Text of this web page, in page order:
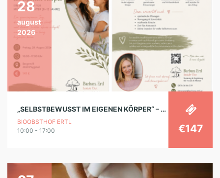
28
august
2026
„SELBSTBEWUSST IM EIGENEN KÖRPER“ – EIN WORKSHOP FÜR MÜTTER UND TÖCHTER (8-12J)
BIOOBSTHOF ERTL
10:00 - 17:00
€147